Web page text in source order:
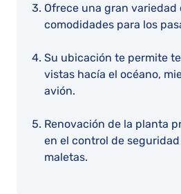
Ofrece una gran variedad
comodidades para los
Su ubicación te permite
vistas hacía el océano,
avión.
Renovación de la planta
en el control de
maletas.